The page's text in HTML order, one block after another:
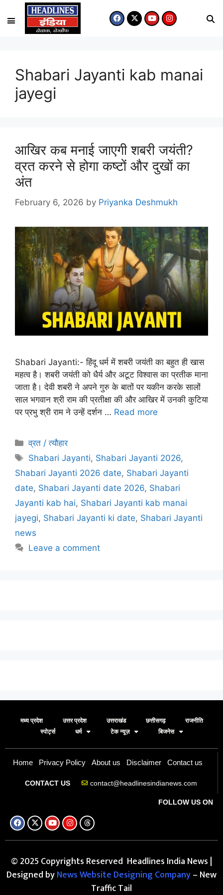
Shabari Jayanti kab manai
jayegi
आखिर कब मनाई जाएगी शबरी जयंती?
व्रत करने से होगा कष्टों और दुखों का
अंत
February 6, 2026 by Priyanka Deshmukh
Shabari Jayanti:- हिंदू धर्म में शबरी जयंती का बहुत ही खास
महत्व है। शबरी जयंती को धैर्य और अटूट विश्वास का प्रतीक माना
जाता है। देवी शबरी ने अपने गुरु के बातों पर यकीन करके सालों
साल भगवान श्री राम की प्रतीक्षा की और आखिर में उनकी कुटिया
पर प्रभु श्री राम ने उन्हें दर्शन … Read more
व्रत / त्यौहार
Shabari Jayanti, Shabari Jayanti 2026,
Shabari Jayanti 2026 date, Shabari Jayanti
date, Shabari Jayanti date 2026, Shabari
Jayanti kab hai, Shabari Jayanti kab manai
jayegi, Shabari Jayanti ki date, Shabari Jayanti
news
Leave a comment
मध्य प्रदेश उत्तर प्रदेश उत्तराखंड छत्तीसगढ़
राजनीति
स्पोर्ट्स
धर्म टेक न्यूज़ बिजनेस
Home Privacy Policy About us Disclaimer Contact us
CONTACT US contact@headlinesindianews.com
FOLLOW US ON
© 2025 Copyrights Reserved Headlines India News |
Designed byNews Website Designing Company– New
Traffic Tail